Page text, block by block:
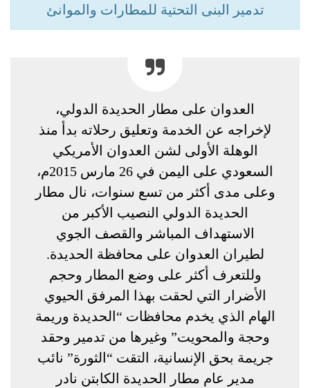
تدمير البنى التحتية للمطارات والموانئ
العدوان على مطار الحديدة الدولي،
لإخراجه عن الخدمة وتعليق رحلاته بدأ منذ
الوهلة الأولى لشن العدوان الأمريكي
السعودي على اليمن في 26 مارس 2015م،
وعلى مدى أكثر من تسع سنوات، نال مطار
الحديدة الدولي النصيب الأكبر من
الاستهداف المباشر والقصف الجوي
لطيران العدوان على محافظة الحديدة.
وللتعرف أكثر على وضع المطار وحجم
الأضرار التي لحقت بهذا المرفق الحيوي
الهام الذي يخدم محافظات “الحديدة وريمة
وحجة والمحويت” وغيرها من تدمير وحقد
جريمة بحق الإنسانية، التقت “الثورة” نائب
مدير عام مطار الحديدة الكابتن نادر